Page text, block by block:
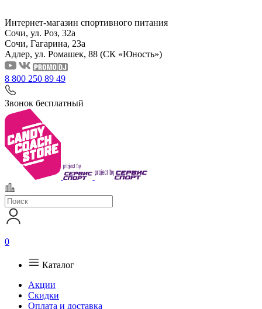
Интернет-магазин спортивного питания
Сочи, ул. Роз, 32а
Сочи, Гагарина, 23а
Адлер, ул. Ромашек, 88 (СК «Юность»)
8 800 250 89 49
Звонок бесплатный
0
Каталог
Акции
Скидки
Оплата и доставка